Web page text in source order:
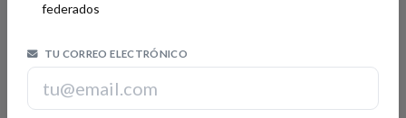
federados
TU CORREO ELECTRÓNICO